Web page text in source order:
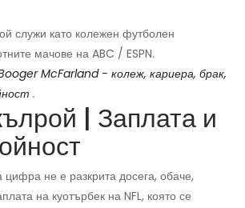
служи като колежен футболен
мачове на ABC / ESPN.
McFarland - колеж, кариера, брак,
.
| Заплата и
цифра не е разкрита досега, обаче,
на куотърбек на NFL, която се